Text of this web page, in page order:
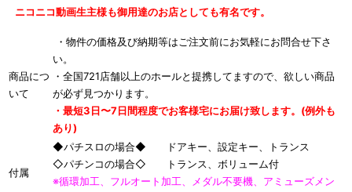
ニコニコ動画生主様も御用達のお店としても有名です。
商品につ
いて
・物件の価格及び納期等はご注文前にお気軽にお問合せ下さ
い。
・全国721店舗以上のホールと提携してますので、欲しい商品
が必ず見つかります。
・最短3日〜7日間程度でお客様宅にお届け致します。(例外も
あり)
付属
◆パチスロの場合◆ ドアキー、設定キー、トランス
◇パチンコの場合◇ トランス、ボリューム付
※循環加工、フルオート加工、メダル不要機、アミューズメン